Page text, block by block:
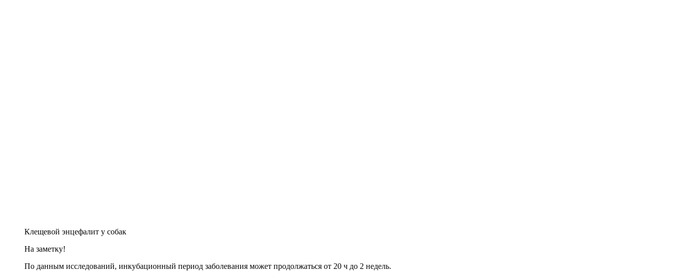
Клещевой энцефалит у собак
На заметку!
По данным исследований, инкубационный период заболевания может продолжаться от 20 ч до 2 недель.